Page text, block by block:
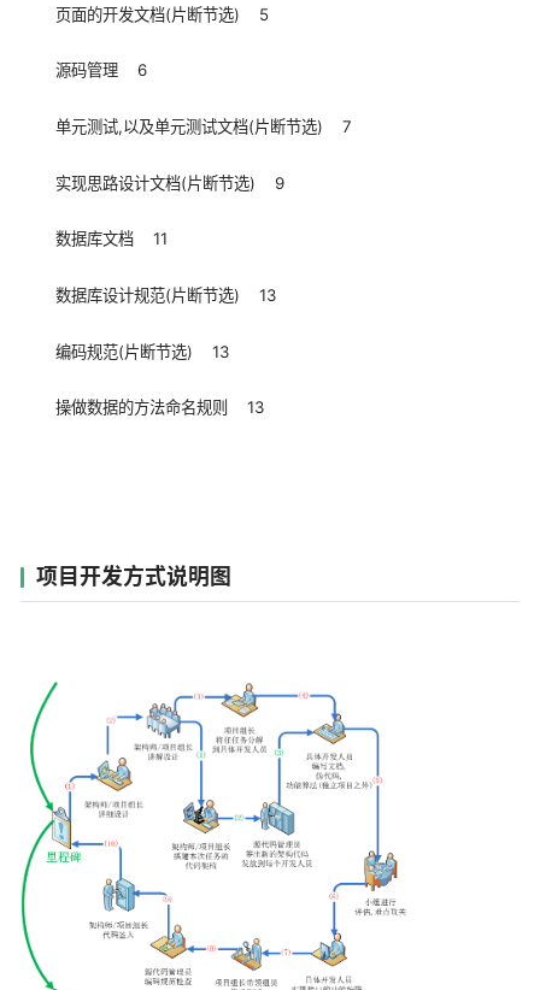
页面的开发文档(片断节选) 5
源码管理 6
单元测试,以及单元测试文档(片断节选) 7
实现思路设计文档(片断节选) 9
数据库文档 11
数据库设计规范(片断节选) 13
编码规范(片断节选) 13
操做数据的方法命名规则 13
项目开发方式说明图